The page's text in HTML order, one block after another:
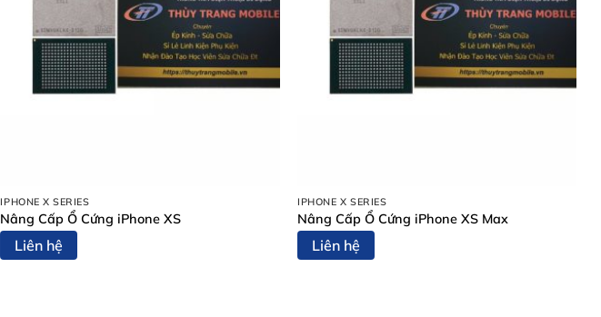
IPHONE X SERIES
Nâng Cấp Ổ Cứng iPhone XS
Liên hệ
IPHONE X SERIES
Nâng Cấp Ổ Cứng iPhone XS Max
Liên hệ